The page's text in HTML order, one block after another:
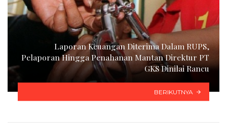
Laporan Keuangan Diterima Dalam RUPS,
Pelaporan Hingga Penahanan Mantan Direktur PT
GKS Dinilai Rancu
BERIKUTNYA